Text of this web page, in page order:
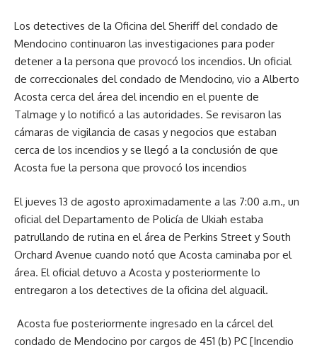
Los detectives de la Oficina del Sheriff del condado de
Mendocino continuaron las investigaciones para poder
detener a la persona que provocó los incendios. Un oficial
de correccionales del condado de Mendocino, vio a Alberto
Acosta cerca del área del incendio en el puente de
Talmage y lo notificó a las autoridades. Se revisaron las
cámaras de vigilancia de casas y negocios que estaban
cerca de los incendios y se llegó a la conclusión de que
Acosta fue la persona que provocó los incendios
El jueves 13 de agosto aproximadamente a las 7:00 a.m., un
oficial del Departamento de Policía de Ukiah estaba
patrullando de rutina en el área de Perkins Street y South
Orchard Avenue cuando notó que Acosta caminaba por el
área. El oficial detuvo a Acosta y posteriormente lo
entregaron a los detectives de la oficina del alguacil.
Acosta fue posteriormente ingresado en la cárcel del
condado de Mendocino por cargos de 451 (b) PC [Incendio